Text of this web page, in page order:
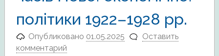
політики 1922–1928 рр.
Опубликовано 01.05.2025
Оставить
комментарий